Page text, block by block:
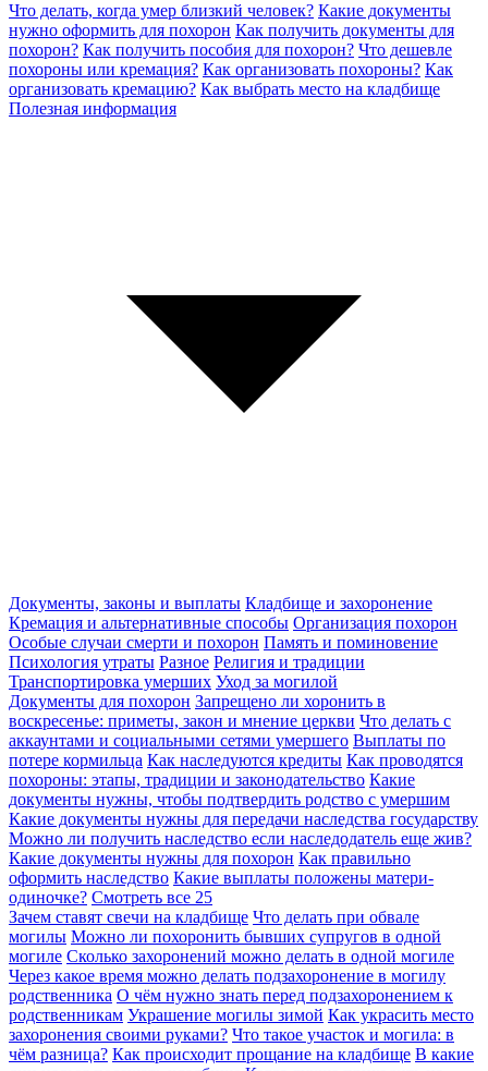
Что делать, когда умер близкий человек? Какие документы
нужно оформить для похорон Как получить документы для
похорон? Как получить пособия для похорон? Что дешевле
похороны или кремация? Как организовать похороны? Как
организовать кремацию? Как выбрать место на кладбище
Полезная информация
Документы, законы и выплаты Кладбище и захоронение
Кремация и альтернативные способы Организация похорон
Особые случаи смерти и похорон Память и поминовение
Психология утраты Разное Религия и традиции
Транспортировка умерших Уход за могилой
Документы для похорон Запрещено ли хоронить в
воскресенье: приметы, закон и мнение церкви Что делать с
аккаунтами и социальными сетями умершего Выплаты по
потере кормильца Как наследуются кредиты Как проводятся
похороны: этапы, традиции и законодательство Какие
документы нужны, чтобы подтвердить родство с умершим
Какие документы нужны для передачи наследства государству
Можно ли получить наследство если наследодатель еще жив?
Какие документы нужны для похорон Как правильно
оформить наследство Какие выплаты положены матери-
одиночке? Смотреть все 25
Зачем ставят свечи на кладбище Что делать при обвале
могилы Можно ли похоронить бывших супругов в одной
могиле Сколько захоронений можно делать в одной могиле
Через какое время можно делать подзахоронение в могилу
родственника О чём нужно знать перед подзахоронением к
родственникам Украшение могилы зимой Как украсить место
захоронения своими руками? Что такое участок и могила: в
чём разница? Как происходит прощание на кладбище В какие